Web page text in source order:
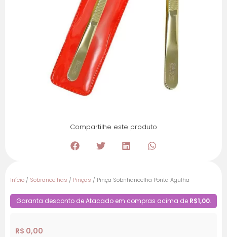
Compartilhe este produto
Início / Sobrancelhas / Pinças / Pinça Sobnhancelha Ponta Agulha
Garanta desconto de Atacado em compras acima de R$1,00.
R$ 0,00